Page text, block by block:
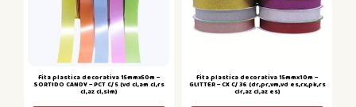
Fita plastica decorativa 15mmx50m –
SORTIDO CANDY – PCT C/ 5 (vd cl,am cl,rs
cl,az cl,slm)
Fita plastica decorativa 15mmx10m –
GLITTER – CX C/ 36 (dr,pr,vm,vd es,rx,pk,rs
clr,az cl,az es)